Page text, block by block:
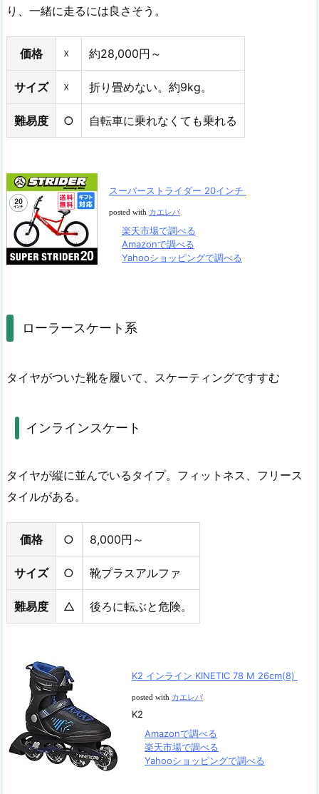
り、一緒に走るには良さそう。
価格 ☓ 約28,000円～
サイズ ☓ 折り畳めない。約9kg。
難易度 ○ 自転車に乗れなくても乗れる
スーパーストライダー 20インチ
posted with カエレバ
楽天市場で調べる
Amazonで調べる
Yahooショッピングで調べる
ローラースケート系
タイヤがついた靴を履いて、スケーティングですすむ
インラインスケート
タイヤが縦に並んでいるタイプ。フィットネス、フリース
タイルがある。
価格 ○ 8,000円～
サイズ ○ 靴プラスアルファ
難易度 △ 後ろに転ぶと危険。
K2 インライン KINETIC 78 M 26cm(8)
posted with カエレバ
K2
Amazonで調べる
楽天市場で調べる
Yahooショッピングで調べる